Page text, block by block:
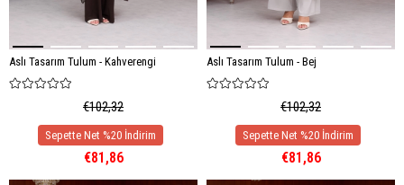
Aslı Tasarım Tulum - Kahverengi
€102,32
€81,86
Aslı Tasarım Tulum - Bej
€102,32
€81,86